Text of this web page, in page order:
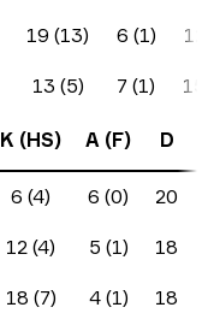
19 (13) 6 (1)
13 (5) 7 (1)
K (HS) A (F) D
6 (4) 6 (0) 20
12 (4) 5 (1) 18
18 (7) 4 (1) 18